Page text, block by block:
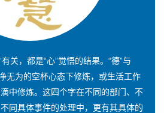
有关，都是“心”觉悟的结果。“德”与
无为的空杯心态下修炼，或生活工作
中修炼。这四个字在不同的部门、不
同具体事件的处理中，更有其具体的